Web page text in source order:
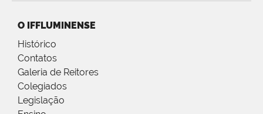
O IFFLUMINENSE
Histórico
Contatos
Galeria de Reitores
Colegiados
Legislação